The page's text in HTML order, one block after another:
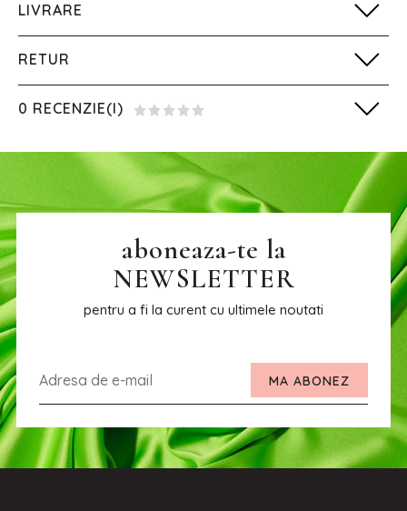
LIVRARE
RETUR
0 RECENZIE(I)
aboneaza-te la
NEWSLETTER
pentru a fi la curent cu ultimele noutati
MA ABONEZ